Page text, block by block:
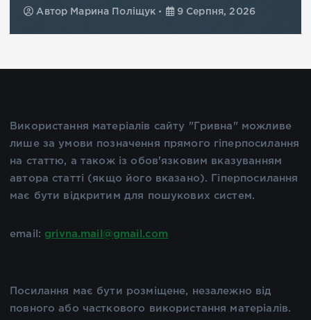
Автор Марина Поліщук 9 Серпня, 2026
Використання матеріалів сайту "Гривна" можливе
лише за умови позначення прямого гіперпосилання
на статтю, а також із обов'язковим вказуванням
автора статті (якщо його вказано). Гіперпосилання
має бути відкритим для пошукових систем.
email: grivna.mail@gmail.com
Посилання має бути розміщене, незалежно від
повного або часткового використання матеріалів.